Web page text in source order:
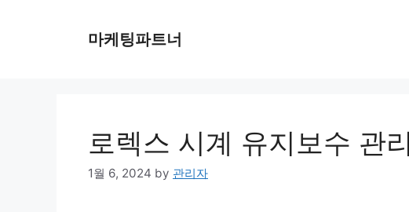
마케팅파트너
로렉스 시계 유지보수 관
1월 6, 2024 by 관리자